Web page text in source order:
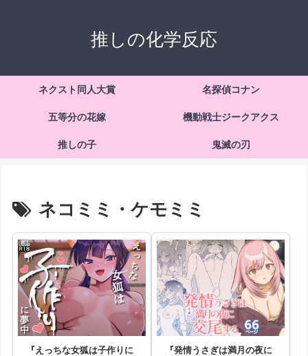
推しの化学反応
ネクスト同人大賞 名探偵コナン
五等分の花嫁 機動戦士ジークアクス
推しの子 鬼滅の刃
ネコミミ・ケモミミ
『えっちな女狐は子作りに
『発情うさぎは満月の夜に